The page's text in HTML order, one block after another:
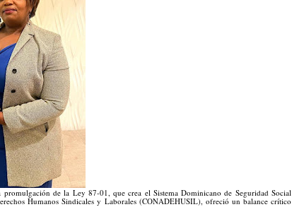
de la Ley 87-01, que crea el Sistema Dominicano de Seguridad Social
Humanos Sindicales y Laborales (CONADEHUSIL), ofreció un balance crítico